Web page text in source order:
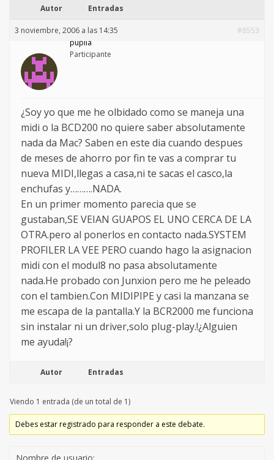
Autor Entradas
3 noviembre, 2006 a las 14:35
#8553
pupila
Participante
¿Soy yo que me he olbidado como se maneja una
midi o la BCD200 no quiere saber absolutamente
nada da Mac? Saben en este dia cuando despues
de meses de ahorro por fin te vas a comprar tu
nueva MIDI,llegas a casa,ni te sacas el casco,la
enchufas y……….NADA.
En un primer momento parecia que se
gustaban,SE VEIAN GUAPOS EL UNO CERCA DE LA
OTRA.pero al ponerlos en contacto nada.SYSTEM
PROFILER LA VEE PERO cuando hago la asignacion
midi con el modul8 no pasa absolutamente
nada.He probado con Junxion pero me he peleado
con el tambien.Con MIDIPIPE y casi la manzana se
me escapa de la pantalla.Y la BCR2000 me funciona
sin instalar ni un driver,solo plug-play.!¿Alguien
me ayuda!¡?
Autor Entradas
Viendo 1 entrada (de un total de 1)
Debes estar registrado para responder a este debate.